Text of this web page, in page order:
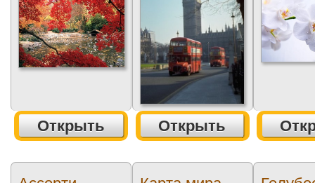
Открыть Открыть